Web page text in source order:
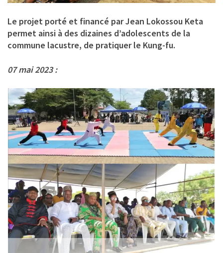
Le projet porté et financé par Jean Lokossou Keta
permet ainsi à des dizaines d’adolescents de la
commune lacustre, de pratiquer le Kung-fu.
07 mai 2023 :